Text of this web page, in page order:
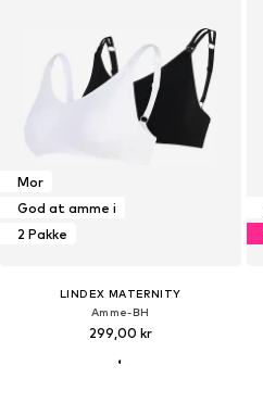
Mor
God at amme i
2 Pakke
LINDEX MATERNITY
Amme-BH
299,00 kr